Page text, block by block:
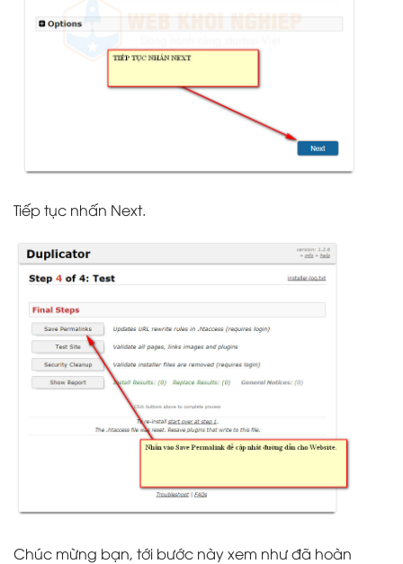
Tiếp tục nhấn Next.
Chúc mừng bạn, tới bước này xem như đã hoàn